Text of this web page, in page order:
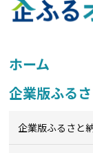
ホーム
企業版ふる
企業版ふるさと